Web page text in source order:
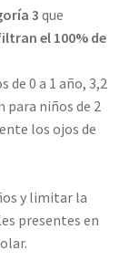
3 que
el 100% de
de 0 a 1 año, 3,2
para niños de 2
los ojos de
y limitar la
presentes en